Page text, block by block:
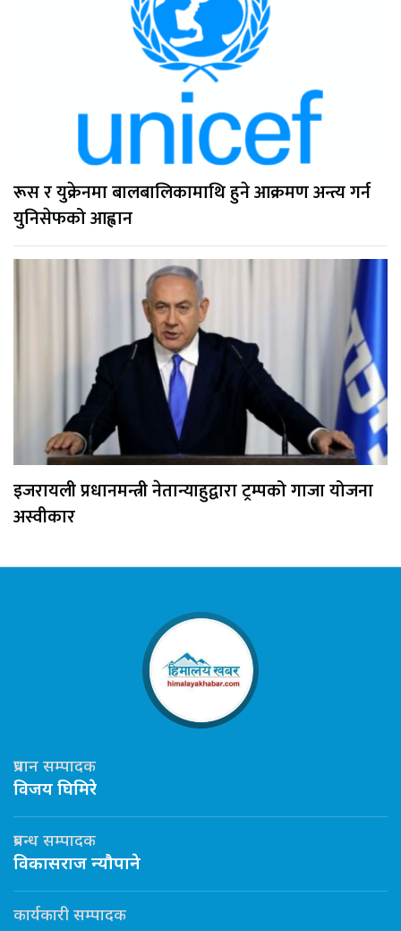
रूस र युक्रेनमा बालबालिकामाथि हुने आक्रमण अन्त्य गर्न
युनिसेफको आह्वान
इजरायली प्रधानमन्त्री नेतान्याहुद्वारा ट्रम्पको गाजा योजना
अस्वीकार
प्रधान सम्पादक
विजय घिमिरे
प्रबन्ध सम्पादक
विकासराज न्यौपाने
कार्यकारी सम्पादक